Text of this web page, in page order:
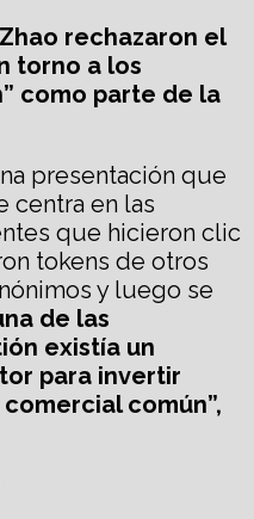
rechazaron el
torno a los
como parte de la
presentación que
centra en las
que hicieron clic
tokens de otros
y luego se
de las
existía un
para invertir
común”,